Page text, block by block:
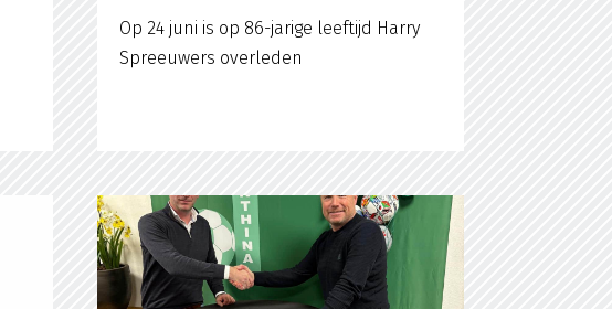
Op 24 juni is op 86-jarige leeftijd Harry
Spreeuwers overleden